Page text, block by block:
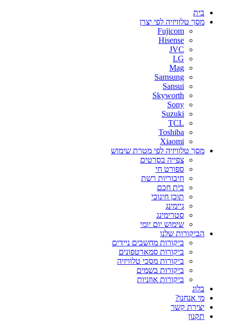
בית
מסך טלוויזיה לפי יצרן
Fujicom
Hisense
JVC
LG
Mag
Samsung
Sansui
Skyworth
Sony
Suzuki
TCL
Toshiba
Xiaomi
מסך טלוויזיה לפי מטרת שימוש
צפייה בסרטים
ספורט חי
חיבוריות רשת
בית חכם
תוכן חינוכי
גיימינג
סטרימינג
שימוש יום יומי
הביקורות שלנו
ביקורות מחשבים ניידים
ביקורות סמארטפונים
ביקורות מסכי טלוויזיה
ביקורות בשמים
ביקורות אוזניות
בלוג
מי אנחנו?
יצירת קשר
תקנון